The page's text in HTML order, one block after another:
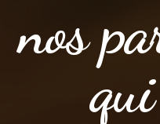
nos